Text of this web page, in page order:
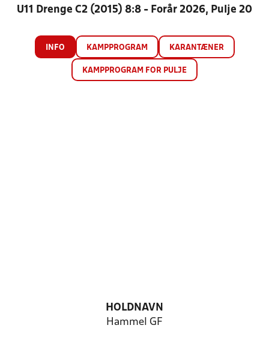
U11 Drenge C2 (2015) 8:8 - Forår 2026, Pulje 20
INFO KAMPPROGRAM KARANTÆNER
KAMPPROGRAM FOR PULJE
HOLDNAVN
Hammel GF